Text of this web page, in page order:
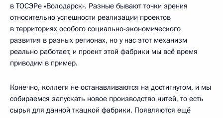
в ТОСЭРе «Володарск». Разные бывают точки зрения
относительно успешности реализации проектов
в территориях особого социально-экономического
развития в разных регионах, но у нас этот механизм
реально работает, и проект этой фабрики мы всё время
приводим в пример.
Конечно, коллеги не останавливаются на достигнутом, и мы
собираемся запускать новое производство нитей, то есть
сырья для данной ткацкой фабрики. Появляются ещё